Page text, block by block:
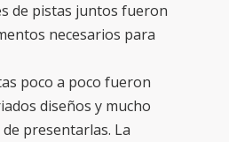
de pistas juntos fueron
necesarios para
poco a poco fueron
diseños y mucho
presentarlas. La